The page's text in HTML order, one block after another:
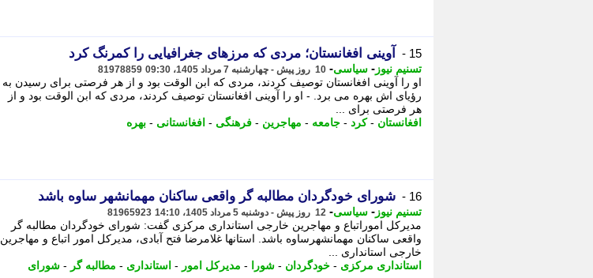
15 - آوینی افغانستان؛ مردی که مرزهای جغرافیایی را کمرنگ کرد
تسنیم نیوز - سیاسی- 10 روز پیش - چهارشنبه 7 مرداد 1405، 09:30 81978859
او را آوینی افغانستان توصیف کردند، مردی که ابن الوقت بود و از هر فرصتی برای رسیدن به
رؤیای اش بهره می برد. - او را آوینی افغانستان توصیف کردند، مردی که ابن الوقت بود و از
هر فرصتی برای ...
افغانستان -کرد - جامعه - مهاجرین - فرهنگی - افغانستانی - بهره
16 - شورای خودگردان مطالبه گر واقعی ساکنان مهمانشهر ساوه باشد
تسنیم نیوز - سیاسی- 12 روز پیش - دوشنبه 5 مرداد 1405، 14:10 81965923
مدیرکل اموراتباع و مهاجرین خارجی استانداری مرکزی گفت: شورای خودگردان مطالبه گر
واقعی ساکنان مهمانشهرساوه باشد. استانها غلامرضا فتح آبادی، مدیرکل امور اتباع و مهاجرین
خارجی استانداری ...
استانداری مرکزی - خودگردان - شورا - مدیرکل امور - استانداری - مطالبه گر - شورای